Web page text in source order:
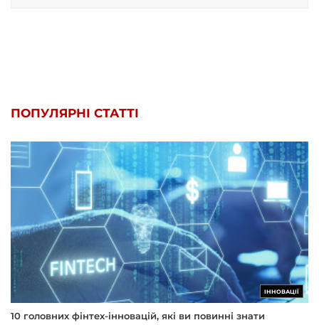
ПОПУЛЯРНІ СТАТТІ
ІННОВАЦІЇ
10 головних фінтех-інновацій, які ви повинні знати